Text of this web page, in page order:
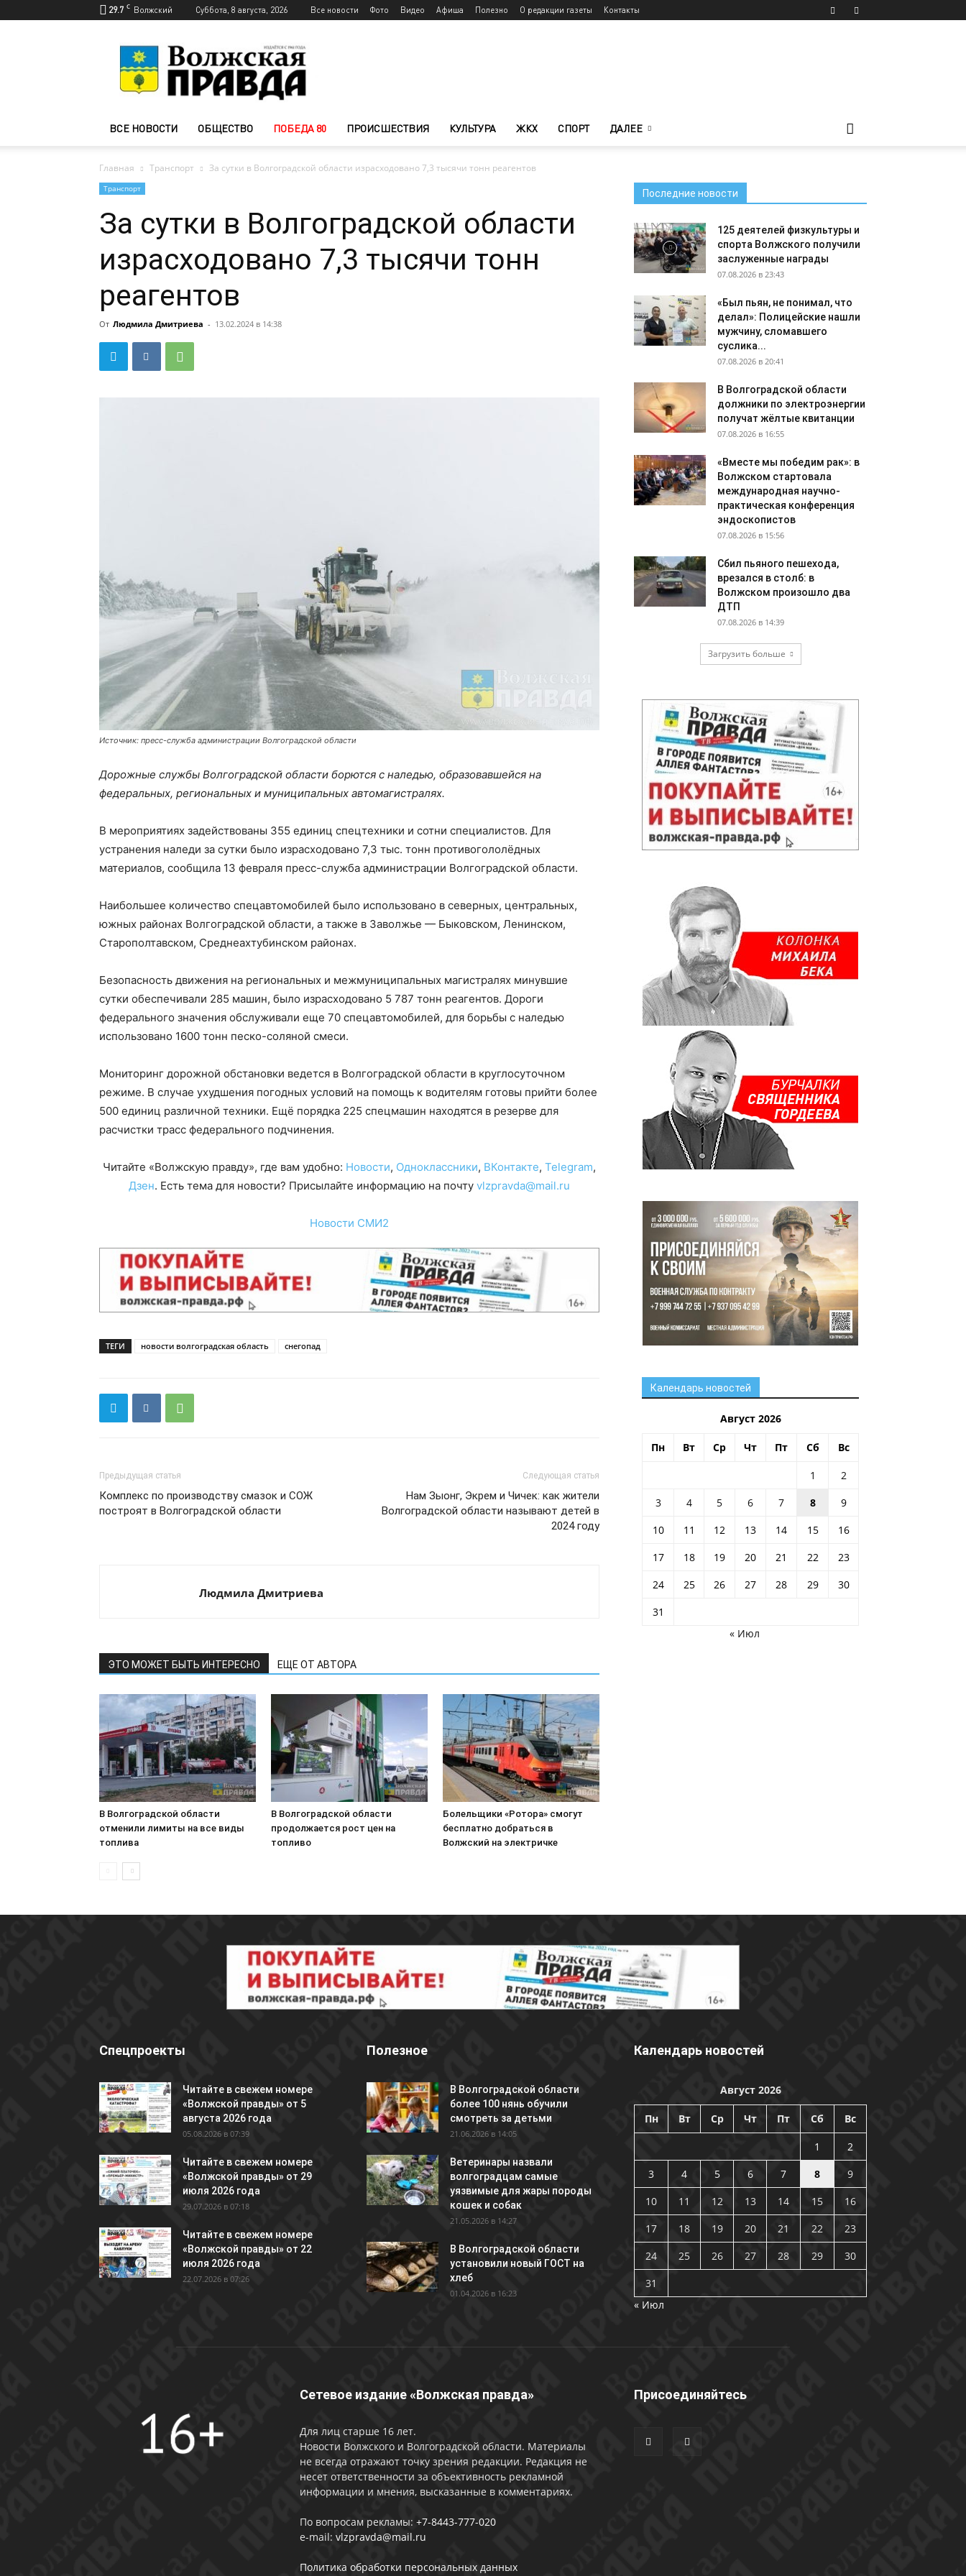
29.7 C Волжский Суббота, 8 августа, 2026 Все новости Фото Видео Афиша Полезно О редакции газеты Контакты
Волжского
—
Волжская
ВСЕ НОВОСТИ ОБЩЕСТВО ПОБЕДА 80 ПРОИСШЕСТВИЯ КУЛЬТУРА ЖКХ СПОРТ ДАЛЕЕ
Главная Транспорт За сутки в Волгоградской области израсходовано 7,3 тысячи тонн реагентов
Транспорт
За сутки в Волгоградской области
израсходовано 7,3 тысячи тонн
реагентов
От Людмила Дмитриева - 13.02.2024 в 14:38
Источник: пресс-служба администрации Волгоградской области
Дорожные службы Волгоградской области борются с наледью, образовавшейся на
федеральных, региональных и муниципальных автомагистралях.
В мероприятиях задействованы 355 единиц спецтехники и сотни специалистов. Для
устранения наледи за сутки было израсходовано 7,3 тыс. тонн противогололёдных
материалов, сообщила 13 февраля пресс-служба администрации Волгоградской области.
Наибольшее количество спецавтомобилей было использовано в северных, центральных,
южных районах Волгоградской области, а также в Заволжье — Быковском, Ленинском,
Старополтавском, Среднеахтубинском районах.
Безопасность движения на региональных и межмуниципальных магистралях минувшие
сутки обеспечивали 285 машин, было израсходовано 5 787 тонн реагентов. Дороги
федерального значения обслуживали еще 70 спецавтомобилей, для борьбы с наледью
использовано 1600 тонн песко-соляной смеси.
Мониторинг дорожной обстановки ведется в Волгоградской области в круглосуточном
режиме. В случае ухудшения погодных условий на помощь к водителям готовы прийти более
500 единиц различной техники. Ещё порядка 225 спецмашин находятся в резерве для
расчистки трасс федерального подчинения.
Читайте «Волжскую правду», где вам удобно: Новости, Одноклассники, ВКонтакте, Telegram,
Дзен. Есть тема для новости? Присылайте информацию на почту vlzpravda@mail.ru
Новости СМИ2
ТЕГИ новости волгоградская область снегопад
Предыдущая статья
Комплекс по производству смазок и СОЖ
построят в Волгоградской области
Следующая статья
Нам Зыонг, Экрем и Чичек: как жители
Волгоградской области называют детей в
2024 году
Людмила Дмитриева
ЭТО МОЖЕТ БЫТЬ ИНТЕРЕСНО ЕЩЕ ОТ АВТОРА
В Волгоградской области
отменили лимиты на все виды
топлива
В Волгоградской области
продолжается рост цен на
топливо
Болельщики «Ротора» смогут
бесплатно добраться в
Волжский на электричке
Последние новости
125 деятелей физкультуры и
спорта Волжского получили
заслуженные награды
07.08.2026 в 23:43
«Был пьян, не понимал, что
делал»: Полицейские нашли
мужчину, сломавшего
суслика...
07.08.2026 в 20:41
В Волгоградской области
должники по электроэнергии
получат жёлтые квитанции
07.08.2026 в 16:55
«Вместе мы победим рак»: в
Волжском стартовала
международная научно-
практическая конференция
эндоскопистов
07.08.2026 в 15:56
Сбил пьяного пешехода,
врезался в столб: в
Волжском произошло два
ДТП
07.08.2026 в 14:39
Загрузить больше
Календарь новостей
Август 2026
Пн Вт Ср Чт Пт Сб Вс
1
2
3
4 5 6 7 8
9
10
11 12 13 14 15
16
17
18 19 20 21 22
23
24
25 26 27 28 29
30
31
« Июл
Спецпроекты
Читайте в свежем номере
«Волжской правды» от 5
августа 2026 года
05.08.2026 в 07:39
Читайте в свежем номере
«Волжской правды» от 29
июля 2026 года
29.07.2026 в 07:18
Читайте в свежем номере
«Волжской правды» от 22
июля 2026 года
22.07.2026 в 07:26
Полезное
В Волгоградской области
более 100 нянь обучили
смотреть за детьми
21.06.2026 в 14:05
Ветеринары назвали
волгоградцам самые
уязвимые для жары породы
кошек и собак
21.05.2026 в 14:27
В Волгоградской области
установили новый ГОСТ на
хлеб
01.04.2026 в 16:23
Календарь новостей
Август 2026
Пн Вт Ср Чт Пт Сб Вс
1
2
3
4 5 6 7 8
9
10
11 12 13 14 15
16
17
18 19 20 21 22
23
24
25 26 27 28 29
30
31
« Июл
Сетевое издание «Волжская правда»
Для лиц старше 16 лет.
Новости Волжского и Волгоградской области. Материалы
не всегда отражают точку зрения редакции. Редакция не
несет ответственности за объективность рекламной
информации и мнения, высказанные в комментариях.
По вопросам рекламы: +7-8443-777-020
e-mail: vlzpravda@mail.ru
Политика обработки персональных данных
Присоединяйтесь